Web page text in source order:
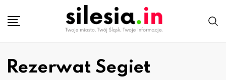
Rezerwat Segiet